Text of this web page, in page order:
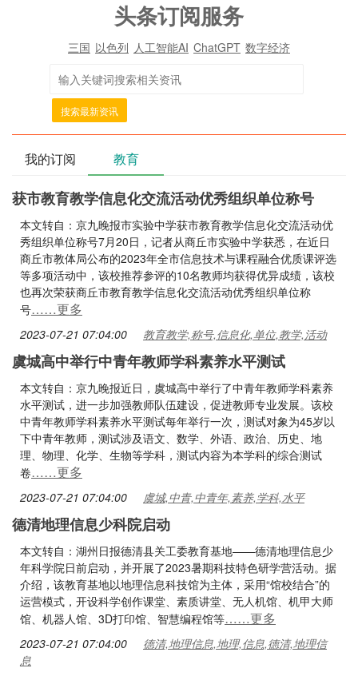
头条订阅服务
三国 以色列 人工智能AI ChatGPT 数字经济
搜索最新资讯
我的订阅 教育
获市教育教学信息化交流活动优秀组织单位称号
本文转自：京九晚报市实验中学获市教育教学信息化交流活动优
秀组织单位称号7月20日，记者从商丘市实验中学获悉，在近日
商丘市教体局公布的2023年全市信息技术与课程融合优质课评选
等多项活动中，该校推荐参评的10名教师均获得优异成绩，该校
也再次荣获商丘市教育教学信息化交流活动优秀组织单位称
号……更多
2023-07-21 07:04:00 教育教学,称号,信息化,单位,教学,活动
虞城高中举行中青年教师学科素养水平测试
本文转自：京九晚报近日，虞城高中举行了中青年教师学科素养
水平测试，进一步加强教师队伍建设，促进教师专业发展。该校
中青年教师学科素养水平测试每年举行一次，测试对象为45岁以
下中青年教师，测试涉及语文、数学、外语、政治、历史、地
理、物理、化学、生物等学科，测试内容为本学科的综合测试
卷……更多
2023-07-21 07:04:00 虞城,中青,中青年,素养,学科,水平
德清地理信息少科院启动
本文转自：湖州日报德清县关工委教育基地——德清地理信息少
年科学院日前启动，并开展了2023暑期科技特色研学营活动。据
介绍，该教育基地以地理信息科技馆为主体，采用“馆校结合”的
运营模式，开设科学创作课堂、素质讲堂、无人机馆、机甲大师
馆、机器人馆、3D打印馆、智慧编程馆等……更多
2023-07-21 07:04:00
德清,地理信息,地理,信息,德清,地理信
息